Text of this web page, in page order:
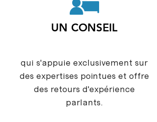
UN CONSEIL
qui s'appuie exclusivement sur
des expertises pointues et offre
des retours d'expérience
parlants.